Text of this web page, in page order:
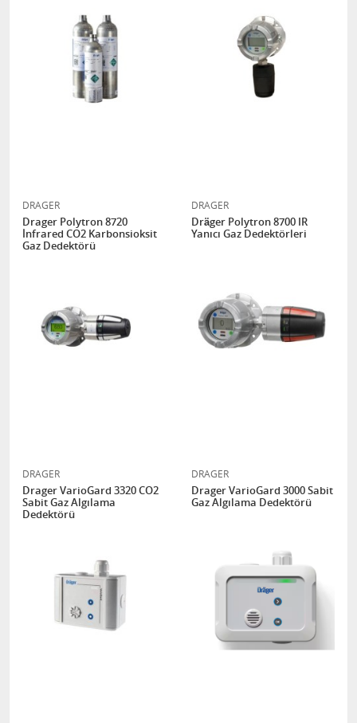
DRAGER
Drager Polytron 8720
İnfrared CO2 Karbonsioksit
Gaz Dedektörü
DRAGER
Dräger Polytron 8700 IR
Yanıcı Gaz Dedektörleri
DRAGER
Drager VarioGard 3320 CO2
Sabit Gaz Algılama
Dedektörü
DRAGER
Drager VarioGard 3000 Sabit
Gaz Algılama Dedektörü